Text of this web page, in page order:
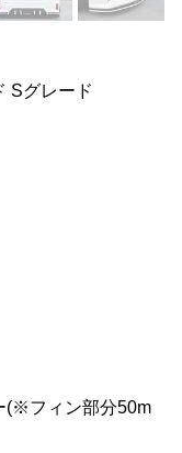
Sグレード
(※フィン部分50m